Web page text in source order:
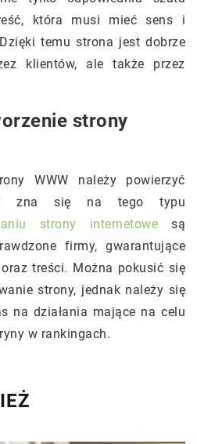
która musi mieć sens i
temu strona jest dobrze
klientów, ale także przez
strony
WWW należy powierzyć
zna się na tego typu
strony internetowe są
firmy, gwarantujące
treści. Można pokusić się
strony, jednak należy się
na działania mające na celu
w rankingach.